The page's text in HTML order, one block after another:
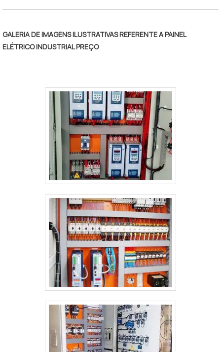
GALERIA DE IMAGENS ILUSTRATIVAS REFERENTE A PAINEL
ELÉTRICO INDUSTRIAL PREÇO